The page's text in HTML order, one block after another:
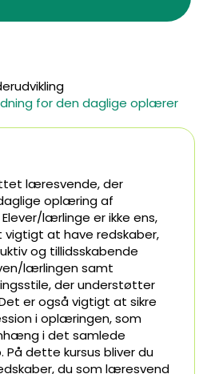
for den daglige oplærer
læresvende, der
oplæring af
lærlinge er ikke ens,
at have redskaber,
og tillidsskabende
lærlingen samt
der understøtter
er også vigtigt at sikre
i oplæringen, som
i det samlede
dette kursus bliver du
du som læresvend